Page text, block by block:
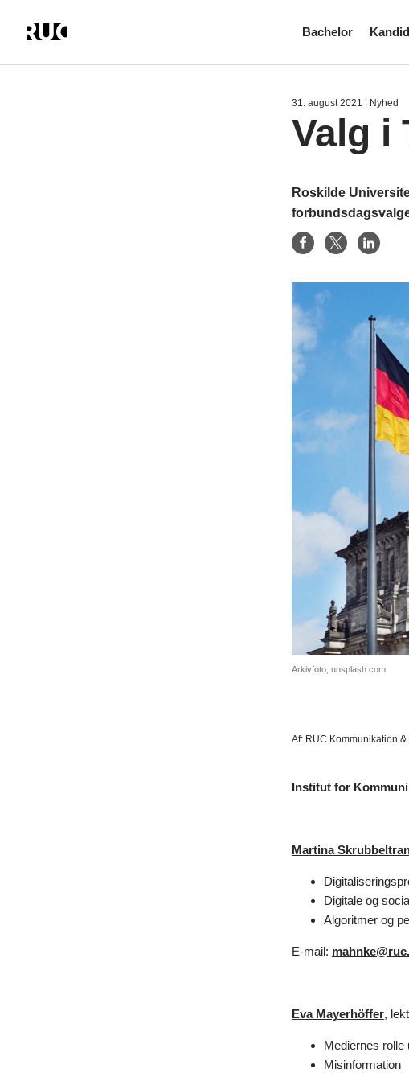
Bachelor
31. august 2021 | Nyhed
Valg i
Roskilde
Arkivfoto, unsplash.com
Af:RUC Kommunikation &
Institut for
Martina
Digitale og
Algoritmer og
E-mail:
Eva Mayerhöffer,
Mediernes rolle
Misinformation